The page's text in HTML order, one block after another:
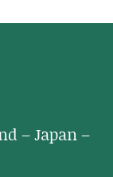
– Japan –